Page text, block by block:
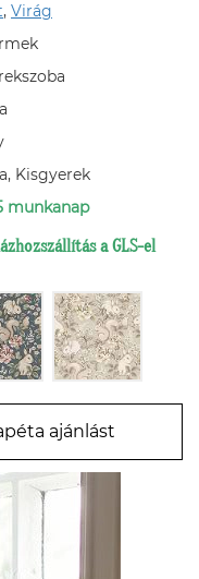
, Virág
Kisgyerek
munkanap
a GLS-el
ajánlást